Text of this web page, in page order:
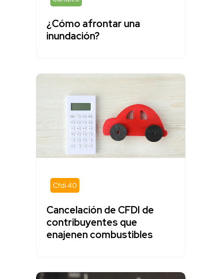
¿Cómo afrontar una
inundación?
Cfdi 40
Cancelación de CFDI de
contribuyentes que
enajenen combustibles